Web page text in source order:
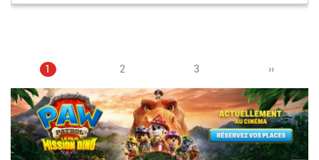
Pagination
Page
1 Page
2 Page
3
Page
››